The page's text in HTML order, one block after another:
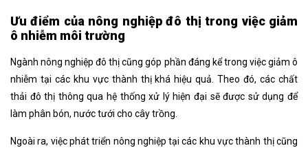
Ưu điểm của nông nghiệp đô thị trong việc giảm
ô nhiễm môi trường
Ngành nông nghiệp đô thị cũng góp phần đáng kể trong việc giảm ô
nhiễm tại các khu vực thành thị khá hiệu quả. Theo đó, các chất
thải đô thị thông qua hệ thống xử lý hiện đại sẽ được sử dụng để
làm phân bón, nước tưới cho cây trồng.
Ngoài ra, việc phát triển nông nghiệp tại các khu vực thành thị cũng